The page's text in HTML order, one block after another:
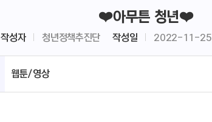
❤️아무튼 청년❤️
작성자 청년정책추진단 작성일 2022-11-25
웹툰/영상